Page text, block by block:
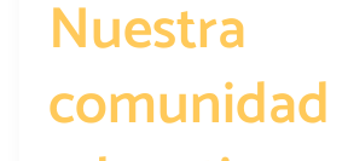
Nuestra
comunidad